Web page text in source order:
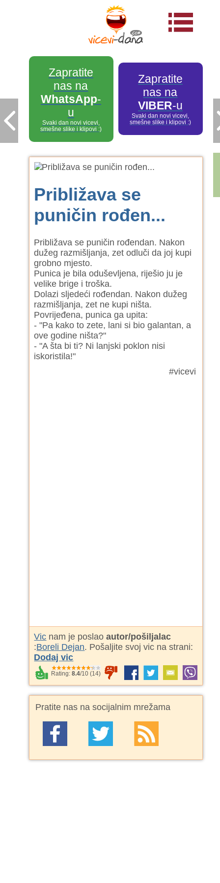
Zapratite
nas na
WhatsApp-
u
Svaki dan novi vicevi,
smešne slike i klipovi :)
Zapratite
nas na
VIBER-u
Svaki dan novi vicevi,
smešne slike i klipovi :)
Približava se
puničin rođen...
Približava se puničin rođendan. Nakon
dužeg razmišljanja, zet odluči da joj kupi
grobno mjesto.
Punica je bila oduševljena, riješio ju je
velike brige i troška.
Dolazi sljedeći rođendan. Nakon dužeg
razmišljanja, zet ne kupi ništa.
Povrijeđena, punica ga upita:
- "Pa kako to zete, lani si bio galantan, a
ove godine ništa?"
- "A šta bi ti? Ni lanjski poklon nisi
iskoristila!"
#vicevi
Vic nam je poslaoautor/pošiljalac
:Boreli Dejan. Pošaljite svoj vic na strani:
Dodaj vic
Rating:8.4/10 (14)
Pratite nas na socijalnim mrežama